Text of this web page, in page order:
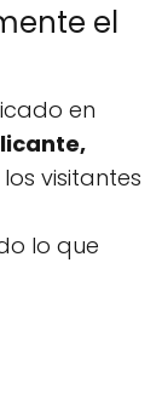
el
en
visitantes
lo que